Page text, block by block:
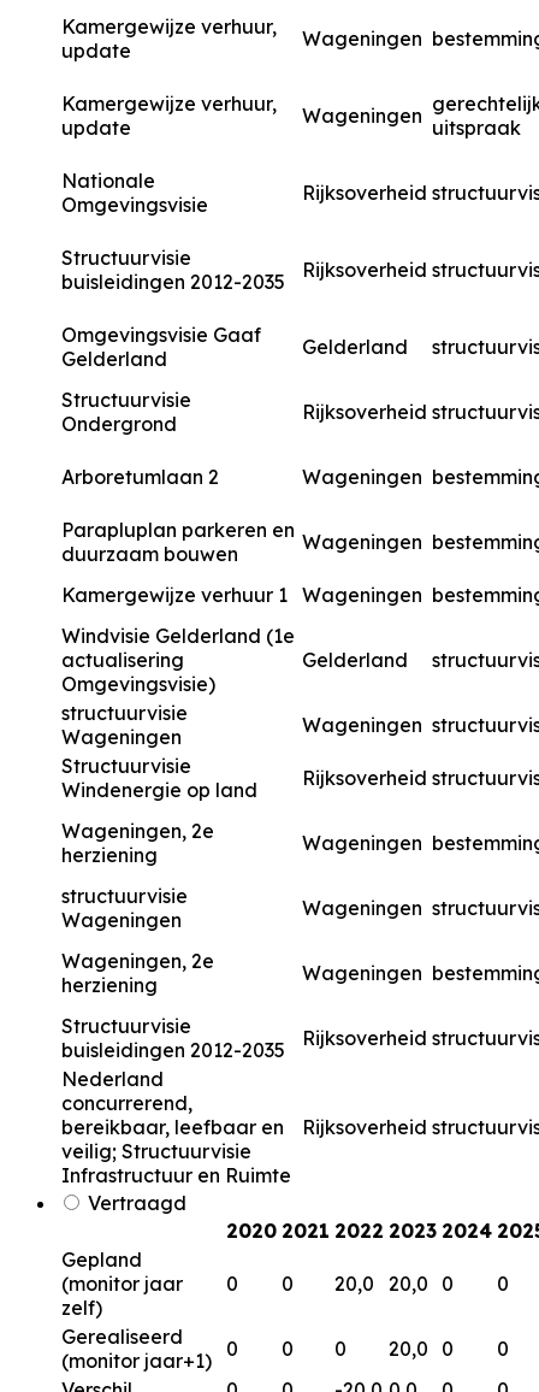
Kamergewijze verhuur,
update
Wageningen
Kamergewijze verhuur,
update
Wageningen uitspraak
Nationale
Omgevingsvisie
Rijksoverheid
Structuurvisie
buisleidingen 2012-2035
Rijksoverheid
Omgevingsvisie Gaaf
Gelderland
Gelderland
Structuurvisie
Ondergrond
Rijksoverheid
Arboretumlaan 2 Wageningen
Parapluplan parkeren en
duurzaam bouwen
Wageningen
Kamergewijze verhuur 1 Wageningen
Windvisie Gelderland (1e
actualisering
Omgevingsvisie)
Gelderland
structuurvisie
Wageningen
Wageningen
Structuurvisie
Windenergie op land
Rijksoverheid
Wageningen, 2e
herziening
Wageningen
structuurvisie
Wageningen
Wageningen
Wageningen, 2e
herziening
Wageningen
Structuurvisie
buisleidingen 2012-2035
Rijksoverheid
Nederland
concurrerend,
bereikbaar, leefbaar en
veilig; Structuurvisie
Infrastructuur en Ruimte
Rijksoverheid
Vertraagd
2020 2021 2022 2023 2024
Gepland
(monitor jaar
zelf)
0 0 20,0 20,0 0 0
Gerealiseerd
(monitor jaar+1)
0 0 0 20,0 0
0